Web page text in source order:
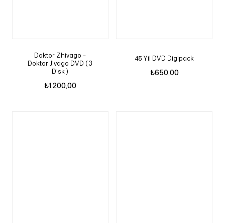
Doktor Zhivago –
Doktor Jivago DVD ( 3
Disk )
₺1.200,00
45 Yil DVD Digipack
₺650,00